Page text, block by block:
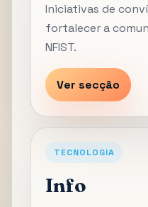
Iniciativas de
fortalecer a
NFIST.
Ver secção
TECNOLOGIA
Info